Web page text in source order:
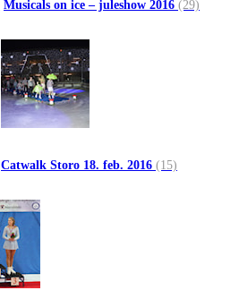
Musicals on ice – juleshow 2016 (29)
Catwalk Storo 18. feb. 2016 (15)